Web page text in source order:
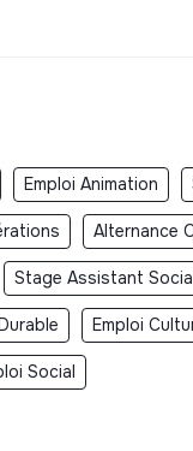
Emploi Animation
Alternance
Stage Assistant
Emploi
Social